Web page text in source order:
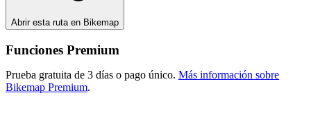
Abrir esta ruta en Bikemap
Funciones Premium
Prueba gratuita de 3 días o pago único. Más información sobre
Bikemap Premium.